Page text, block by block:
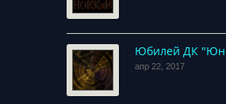
Юбилей ДК
апр 22, 2017